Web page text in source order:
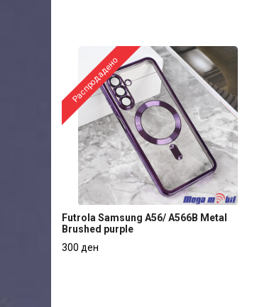
Распродадено
Futrola Samsung A56/ A566B Metal
Futrola Samsung A56/ A566B Metal
Brushed purple
300 ден